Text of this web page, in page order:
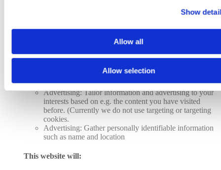
Show
Allow all
Allow selection
Functionality: Remember social media settings
Analytics: Keep track of your visited pages and
based on your IP number
Analytics: Keep track of the time spent on each page
Analytics: Increase the data quality of the statistics
functions
Advertising: Tailor information and advertising to your
interests based on e.g. the content you have visited
before. (Currently we do not use targeting or targeting
cookies.
Advertising: Gather personally identifiable information
such as name and location
This website will: